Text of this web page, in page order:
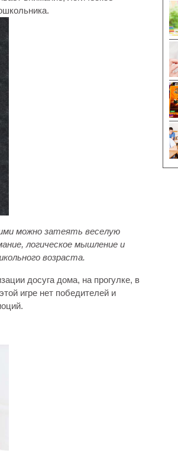
можно затеять веселую
логическое мышление и
возраста.
досуга дома, на прогулке, в
игре нет победителей и